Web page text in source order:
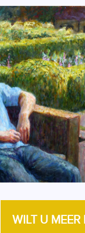
WILT U MEER